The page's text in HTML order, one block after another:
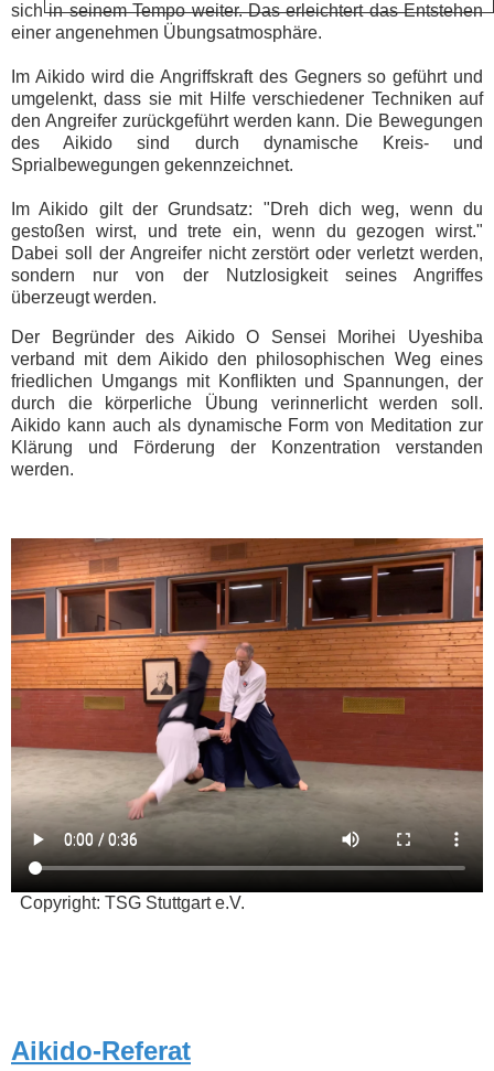
sich in seinem Tempo weiter. Das erleichtert das Entstehen
einer angenehmen Übungsatmosphäre.
Im Aikido wird die Angriffskraft des Gegners so geführt und
umgelenkt, dass sie mit Hilfe verschiedener Techniken auf
den Angreifer zurückgeführt werden kann. Die Bewegungen
des Aikido sind durch dynamische Kreis- und
Sprialbewegungen gekennzeichnet.
Im Aikido gilt der Grundsatz: "Dreh dich weg, wenn du
gestoßen wirst, und trete ein, wenn du gezogen wirst."
Dabei soll der Angreifer nicht zerstört oder verletzt werden,
sondern nur von der Nutzlosigkeit seines Angriffes
überzeugt werden.
Der Begründer des Aikido O Sensei Morihei Uyeshiba
verband mit dem Aikido den philosophischen Weg eines
friedlichen Umgangs mit Konflikten und Spannungen, der
durch die körperliche Übung verinnerlicht werden soll.
Aikido kann auch als dynamische Form von Meditation zur
Klärung und Förderung der Konzentration verstanden
werden.
Copyright: TSG Stuttgart e.V.
Aikido-Referat